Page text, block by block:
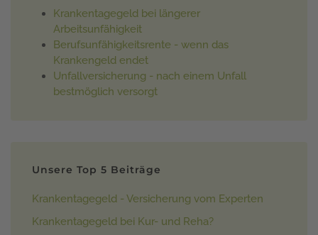
Krankentagegeld bei längerer
Arbeitsunfähigkeit
Berufsunfähigkeitsrente - wenn das
Krankengeld endet
Unfallversicherung - nach einem Unfall
bestmöglich versorgt
Unsere Top 5 Beiträge
Krankentagegeld - Versicherung vom Experten
Krankentagegeld bei Kur- und Reha?